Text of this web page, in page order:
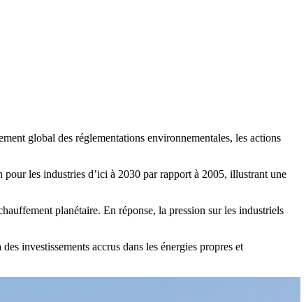
global des réglementations environnementales, les actions
pour les industries d’ici à 2030 par rapport à 2005, illustrant une
planétaire. En réponse, la pression sur les industriels
investissements accrus dans les énergies propres et